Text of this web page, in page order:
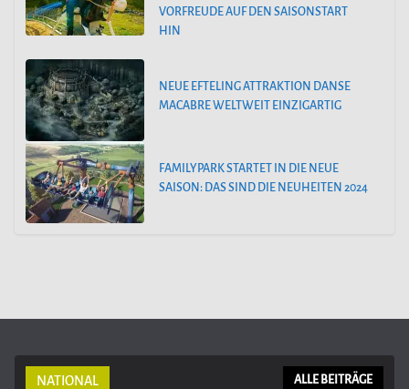
VORFREUDE AUF DEN SAISONSTART
HIN
NEUE EFTELING ATTRAKTION DANSE
MACABRE WELTWEIT EINZIGARTIG
FAMILYPARK STARTET IN DIE NEUE
SAISON: DAS SIND DIE NEUHEITEN 2024
NATIONAL ALLE BEITRÄGE